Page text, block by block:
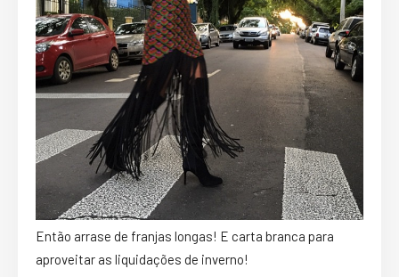
Então arrase de franjas longas! E carta branca para
aproveitar as liquidações de inverno!